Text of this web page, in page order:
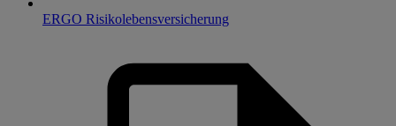
ERGO Risikolebensversicherung